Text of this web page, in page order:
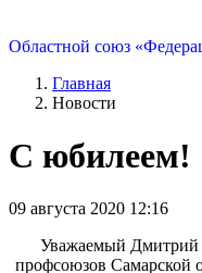
Областной союз
Главная
Новости
С юбилеем!
09 августа 2020 12:16
Уважаемый
профсоюзов Самарской